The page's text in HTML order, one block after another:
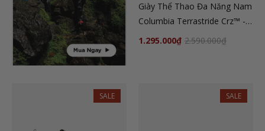
Giày Thể Thao Đa Năng Nam
Columbia Terrastride Crz™ -
Be
1.295.000₫ 2.590.000₫
SALE SALE